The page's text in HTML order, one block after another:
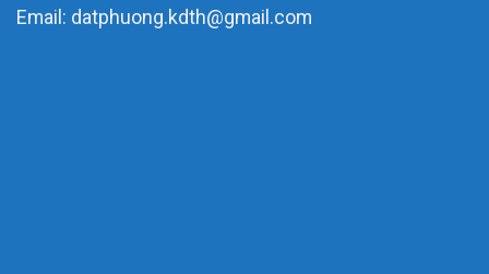
Email: datphuong.kdth@gmail.com